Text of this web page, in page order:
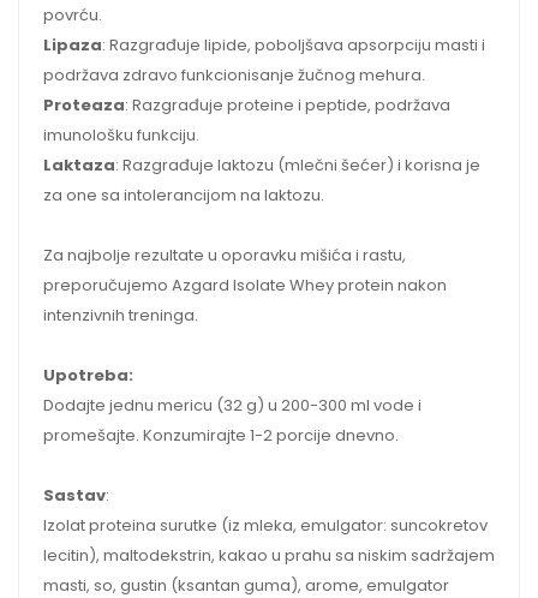
povrću.
Lipaza: Razgrađuje lipide, poboljšava apsorpciju masti i
podržava zdravo funkcionisanje žučnog mehura.
Proteaza: Razgrađuje proteine i peptide, podržava
imunološku funkciju.
Laktaza: Razgrađuje laktozu (mlečni šećer) i korisna je
za one sa intolerancijom na laktozu.
Za najbolje rezultate u oporavku mišića i rastu,
preporučujemo Azgard Isolate Whey protein nakon
intenzivnih treninga.
Upotreba:
Dodajte jednu mericu (32 g) u 200-300 ml vode i
promešajte. Konzumirajte 1-2 porcije dnevno.
Sastav:
Izolat proteina surutke (iz mleka, emulgator: suncokretov
lecitin), maltodekstrin, kakao u prahu sa niskim sadržajem
masti, so, gustin (ksantan guma), arome, emulgator